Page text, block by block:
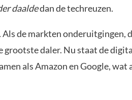
daaldedan de techreuzen.
de markten onderuitgingen,
grootste daler. Nu staat de
als Amazon en Google, wat